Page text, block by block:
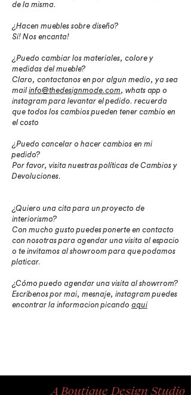
de la misma.
¿Hacen muebles sobre diseño?
Si! Nos encanta!
¿Puedo cambiar los materiales, colore y
medidas del mueble?
Claro, contactanos en por algun medio, ya sea
mailinfo@thedesignmode.com, whats app o
instagram para levantar el pedido. recuerda
que todos los cambios pueden tener cambio en
el costo
¿Puedo cancelar o hacer cambios en mi
pedido?
Por favor, visita nuestras políticas de Cambios y
Devoluciones.
¿Quiero una cita para un proyecto de
interiorismo?
Con mucho gusto puedes ponerte en contacto
con nosotras para agendar una visita al espacio
o te invitamos al showroom para que podamos
platicar.
¿Cómo puedo agendar una visita al showrrom?
Escribenos por mai, mesnaje, instagram puedes
encontrar la informacion picando aqui
A Boutique Design Studio